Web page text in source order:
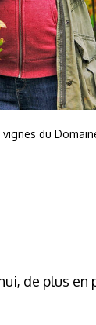
du
de plus en